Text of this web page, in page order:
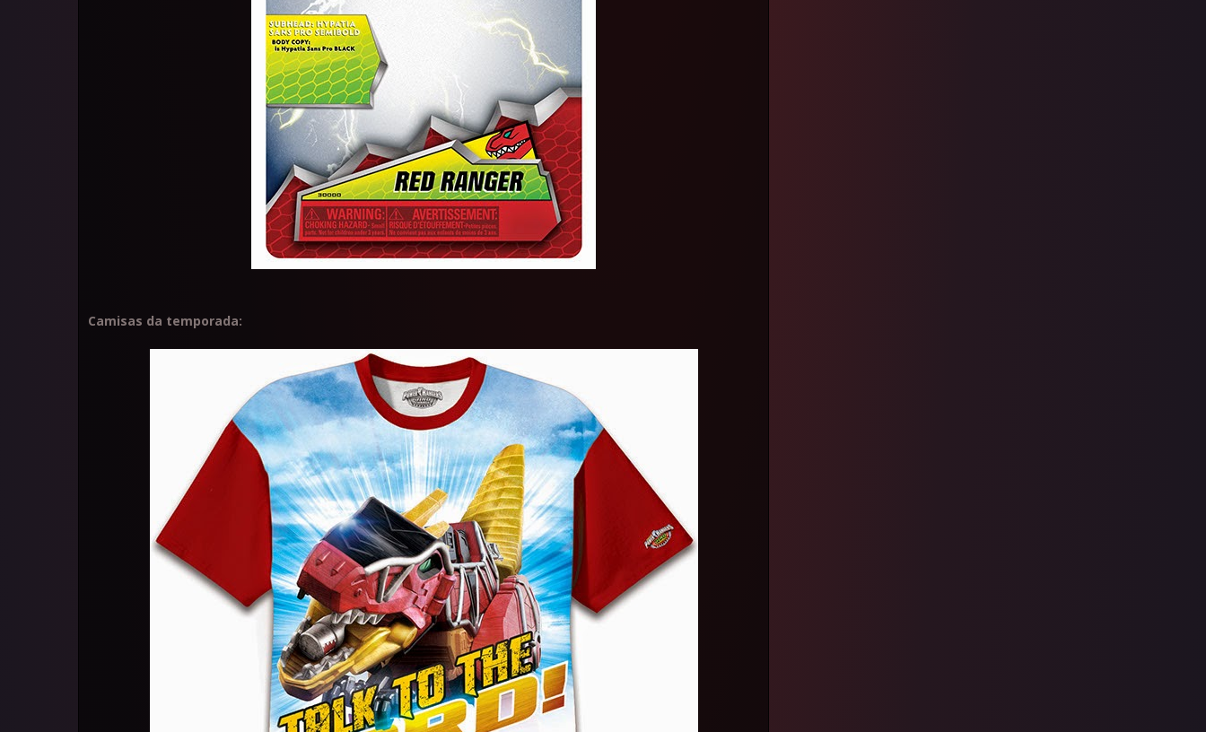
Camisas da temporada: